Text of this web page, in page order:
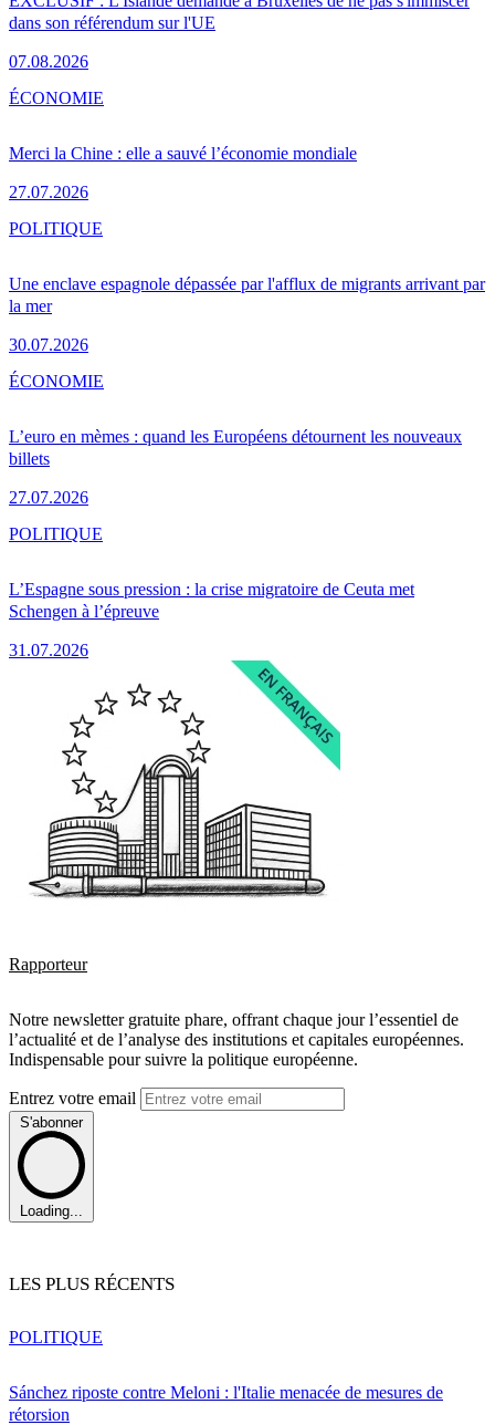
dans son référendum sur l'UE
07.08.2026
Merci la Chine : elle a sauvé l’économie mondiale
27.07.2026
ÉCONOMIE
Une enclave espagnole dépassée par l'afflux de migrants arrivant par
la mer
30.07.2026
POLITIQUE
L’euro en mèmes : quand les Européens détournent les nouveaux
billets
27.07.2026
ÉCONOMIE
L’Espagne sous pression : la crise migratoire de Ceuta met
Schengen à l’épreuve
31.07.2026
POLITIQUE
Rapporteur
Notre newsletter gratuite phare, offrant chaque jour l’essentiel de
l’actualité et de l’analyse des institutions et capitales européennes.
Indispensable pour suivre la politique européenne.
Entrez votre email
S'abonner
Loading...
LES PLUS RÉCENTS
Sánchez riposte contre Meloni : l'Italie menacée de mesures de
rétorsion
POLITIQUE